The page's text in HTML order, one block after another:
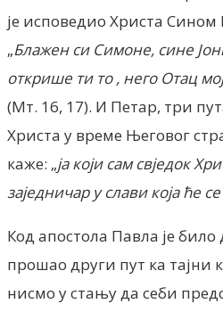
је исповедио Христа
„Блажен си Симоне, сине
открише ти то , него Отац
(Мт. 16, 17). И Петар, три
Христа у време Његовог
каже: „ја који сам свједок
заједничар у слави која ће
Код апостола Павла је
прошао други пут ка тајни
нисмо у стању да себи